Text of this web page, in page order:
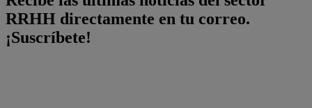
RRHH directamente en tu correo.
¡Suscríbete!